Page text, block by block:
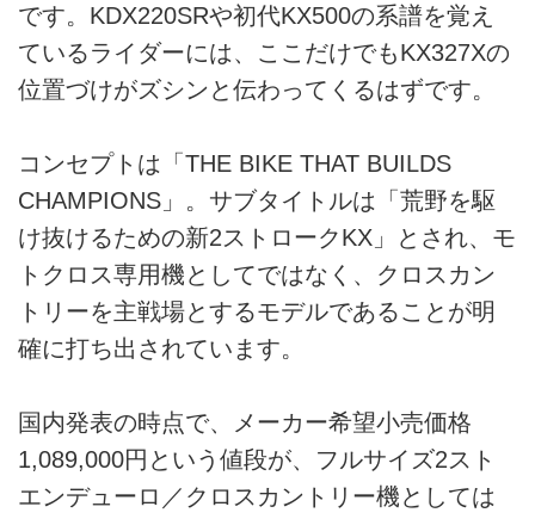
です。KDX220SRや初代KX500の系譜を覚え
ているライダーには、ここだけでもKX327Xの
位置づけがズシンと伝わってくるはずです。
コンセプトは「THE BIKE THAT BUILDS
CHAMPIONS」。サブタイトルは「荒野を駆
け抜けるための新2ストロークKX」とされ、モ
トクロス専用機としてではなく、クロスカン
トリーを主戦場とするモデルであることが明
確に打ち出されています。
国内発表の時点で、メーカー希望小売価格
1,089,000円という値段が、フルサイズ2スト
エンデューロ／クロスカントリー機としては